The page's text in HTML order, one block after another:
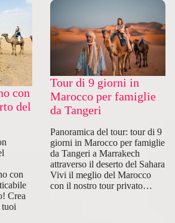
con
del
con
Crea
Tour di 9 giorni in
Marocco per famiglie
da Tangeri
Panoramica del tour: tour di 9
giorni in Marocco per famiglie
da Tangeri a Marrakech
attraverso il deserto del Sahara
Vivi il meglio del Marocco
con il nostro tour privato…